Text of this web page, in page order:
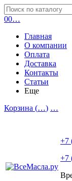
00…
Главная
О компании
Оплата
Доставка
Контакты
Статьи
Еще
Корзина (…) …
+7
+7